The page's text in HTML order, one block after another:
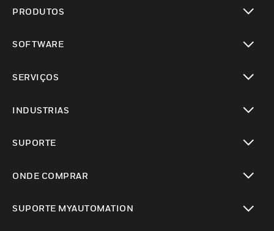
PRODUTOS
SOFTWARE
SERVIÇOS
INDUSTRIAS
SUPORTE
ONDE COMPRAR
SUPORTE MYAUTOMATION